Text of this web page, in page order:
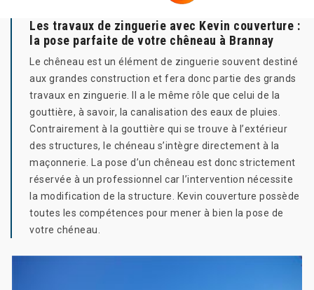
Les travaux de zinguerie avec Kevin couverture :
la pose parfaite de votre chêneau à Brannay
Le chêneau est un élément de zinguerie souvent destiné
aux grandes construction et fera donc partie des grands
travaux en zinguerie. Il a le même rôle que celui de la
gouttière, à savoir, la canalisation des eaux de pluies.
Contrairement à la gouttière qui se trouve à l’extérieur
des structures, le chéneau s’intègre directement à la
maçonnerie. La pose d’un chêneau est donc strictement
réservée à un professionnel car l’intervention nécessite
la modification de la structure. Kevin couverture possède
toutes les compétences pour mener à bien la pose de
votre chéneau.